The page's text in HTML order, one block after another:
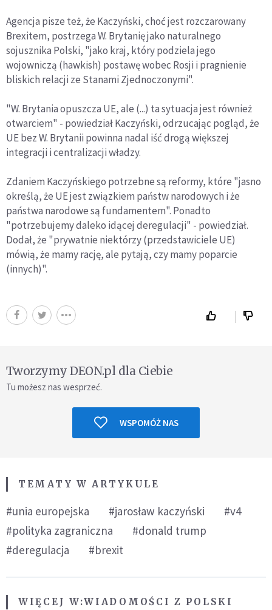
Agencja pisze też, że Kaczyński, choć jest rozczarowany
Brexitem, postrzega W. Brytanię jako naturalnego
sojusznika Polski, "jako kraj, który podziela jego
wojowniczą (hawkish) postawę wobec Rosji i pragnienie
bliskich relacji ze Stanami Zjednoczonymi".
"W. Brytania opuszcza UE, ale (...) ta sytuacja jest również
otwarciem" - powiedział Kaczyński, odrzucając pogląd, że
UE bez W. Brytanii powinna nadal iść drogą większej
integracji i centralizacji władzy.
Zdaniem Kaczyńskiego potrzebne są reformy, które "jasno
określą, że UE jest związkiem państw narodowych i że
państwa narodowe są fundamentem". Ponadto
"potrzebujemy daleko idącej deregulacji" - powiedział.
Dodał, że "prywatnie niektórzy (przedstawiciele UE)
mówią, że mamy rację, ale pytają, czy mamy poparcie
(innych)".
Tworzymy DEON.pl dla Ciebie
Tu możesz nas wesprzeć.
WSPOMÓŻ NAS
TEMATY W ARTYKULE
#unia europejska #jarosław kaczyński
#v4
#polityka zagraniczna
#donald trump
#deregulacja
#brexit
WIĘCEJ W:WIADOMOŚCI Z POLSKI